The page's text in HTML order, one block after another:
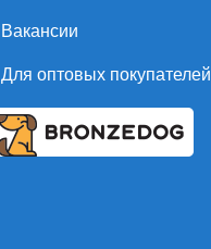
Вакансии
Для оптовых покупателей